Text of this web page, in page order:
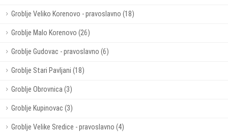
Groblje Veliko Korenovo - pravoslavno (18)
Groblje Malo Korenovo (26)
Groblje Gudovac - pravoslavno (6)
Groblje Stari Pavljani (18)
Groblje Obrovnica (3)
Groblje Kupinovac (3)
Groblje Velike Sredice - pravoslavno (4)